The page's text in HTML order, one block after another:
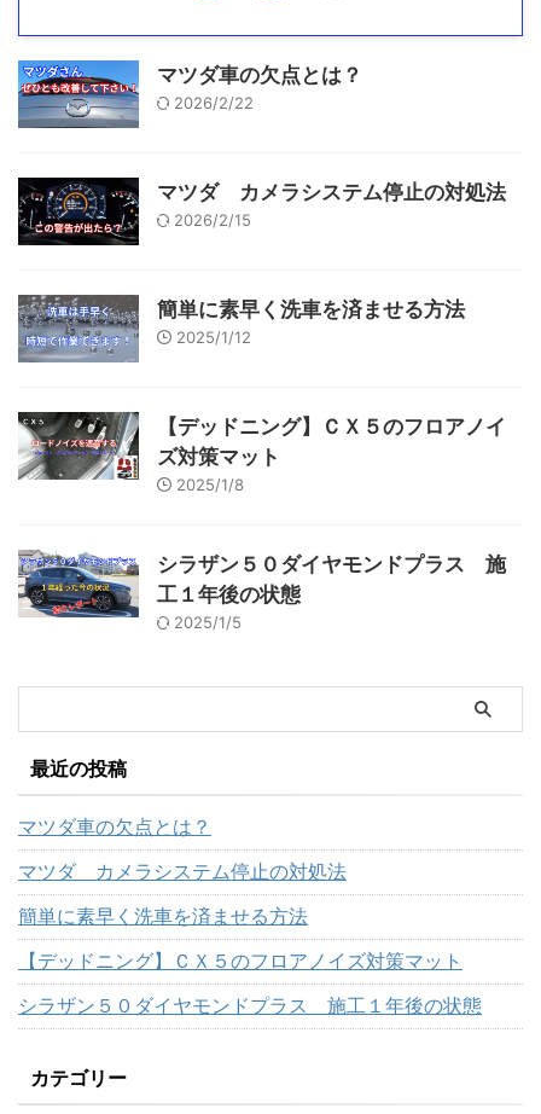
マツダ車の欠点とは？
2026/2/22
マツダ カメラシステム停止の対処法
2026/2/15
簡単に素早く洗車を済ませる方法
2025/1/12
【デッドニング】ＣＸ５のフロアノイ
ズ対策マット
2025/1/8
シラザン５０ダイヤモンドプラス 施
工１年後の状態
2025/1/5
最近の投稿
マツダ車の欠点とは？
マツダ カメラシステム停止の対処法
簡単に素早く洗車を済ませる方法
【デッドニング】ＣＸ５のフロアノイズ対策マット
シラザン５０ダイヤモンドプラス 施工１年後の状態
カテゴリー